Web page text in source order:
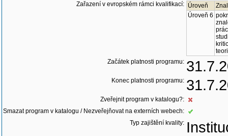
Zařazení v evropském rámci kvalifikací: Úroveň
Úroveň 6
Začátek platnosti programu:
Konec platnosti programu:
Zveřejnit program v katalogu?:
Smazat program v katalogu / Nezveřejňovat na externích webech:
Typ zajištění kvality: